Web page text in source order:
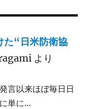
た“日米防衛協
より
言以来ほぼ毎日日
単に…